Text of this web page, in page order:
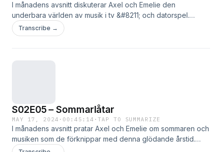
I månadens avsnitt diskuterar Axel och Emelie den
underbara världen av musik i tv &#8211; och datorspel.
Gaming och att uppleva olika spelvärldar är något som är
vardag för båda programledarna och det finns en Läs mer …
Transcribe →
S02E05 – Sommarlåtar
MAY 17, 2024 · 00:45:14 ·TAP TO SUMMARIZE
I månadens avsnitt pratar Axel och Emelie om sommaren och
musiken som de förknippar med denna glödande årstid.
Som vanligt presenterar Axel smått och gott från förr i tiden